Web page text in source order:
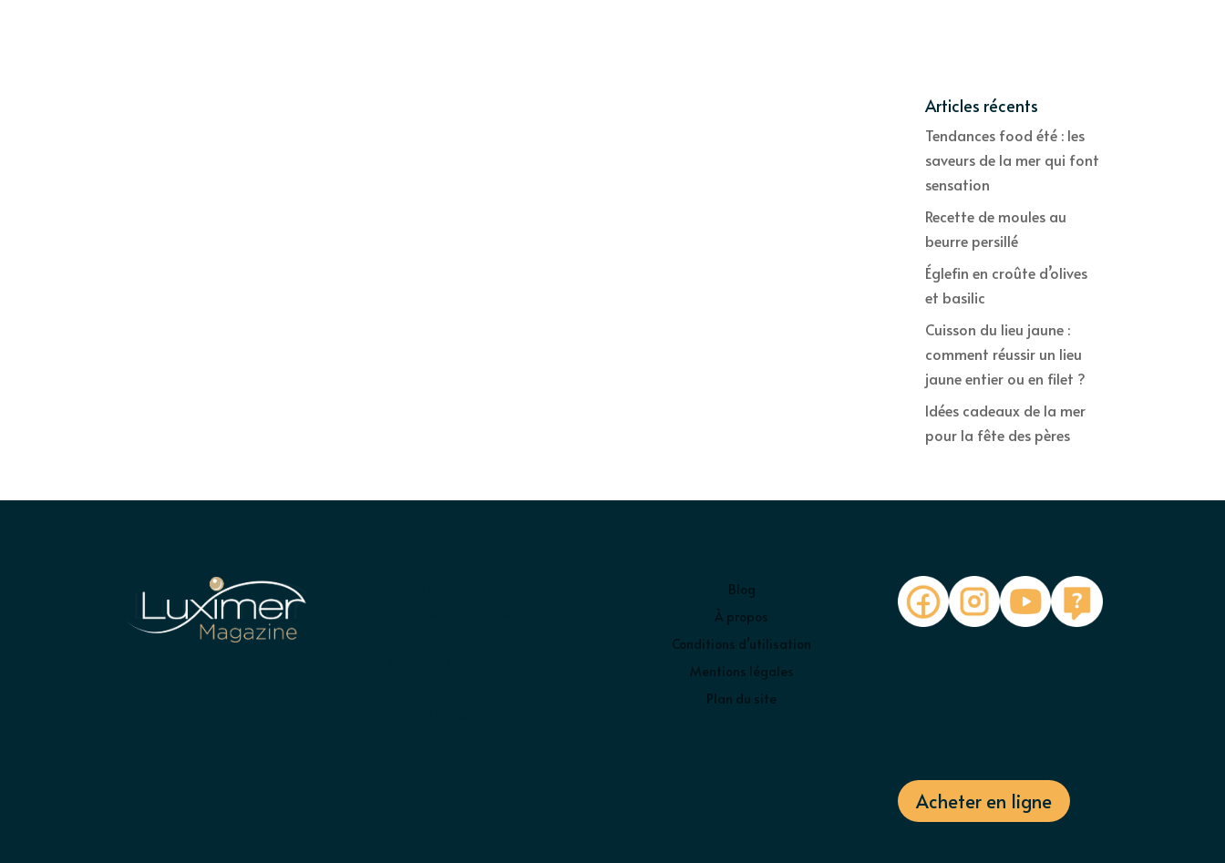
Articles récents
Tendances food été : les
saveurs de la mer qui font
sensation
Recette de moules au
beurre persillé
Églefin en croûte d’olives
et basilic
Cuisson du lieu jaune :
comment réussir un lieu
jaune entier ou en filet ?
Idées cadeaux de la mer
pour la fête des pères
Blog
À propos
Conditions d’utilisation
Mentions légales
Plan du site
Acheter en ligne